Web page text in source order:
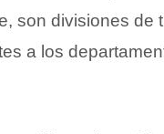
son divisiones de
a los